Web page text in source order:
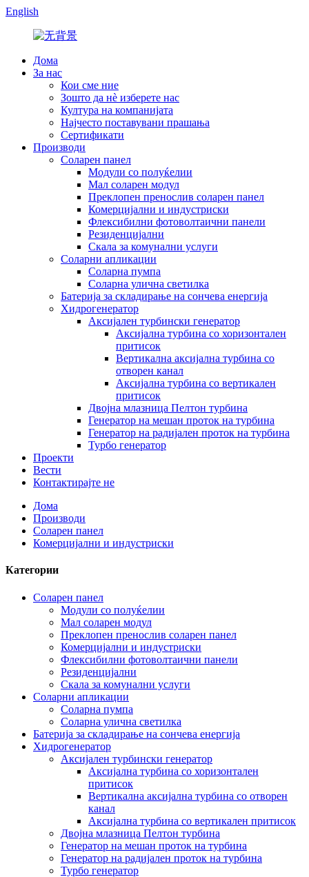
English
Дома
За нас
Кои сме ние
Зошто да нè изберете нас
Култура на компанијата
Најчесто поставувани прашања
Сертификати
Производи
Соларен панел
Модули со полуќелии
Мал соларен модул
Преклопен пренослив соларен панел
Комерцијални и индустриски
Флексибилни фотоволтаични панели
Резиденцијални
Скала за комунални услуги
Соларни апликации
Соларна пумпа
Соларна улична светилка
Батерија за складирање на сончева енергија
Хидрогенератор
Аксијален турбински генератор
Аксијална турбина со хоризонтален
притисок
Вертикална аксијална турбина со
отворен канал
Аксијална турбина со вертикален
притисок
Двојна млазница Пелтон турбина
Генератор на мешан проток на турбина
Генератор на радијален проток на турбина
Турбо генератор
Проекти
Вести
Контактирајте не
Дома
Производи
Соларен панел
Комерцијални и индустриски
Категории
Соларен панел
Модули со полуќелии
Мал соларен модул
Преклопен пренослив соларен панел
Комерцијални и индустриски
Флексибилни фотоволтаични панели
Резиденцијални
Скала за комунални услуги
Соларни апликации
Соларна пумпа
Соларна улична светилка
Батерија за складирање на сончева енергија
Хидрогенератор
Аксијален турбински генератор
Аксијална турбина со хоризонтален
притисок
Вертикална аксијална турбина со отворен
канал
Аксијална турбина со вертикален притисок
Двојна млазница Пелтон турбина
Генератор на мешан проток на турбина
Генератор на радијален проток на турбина
Турбо генератор